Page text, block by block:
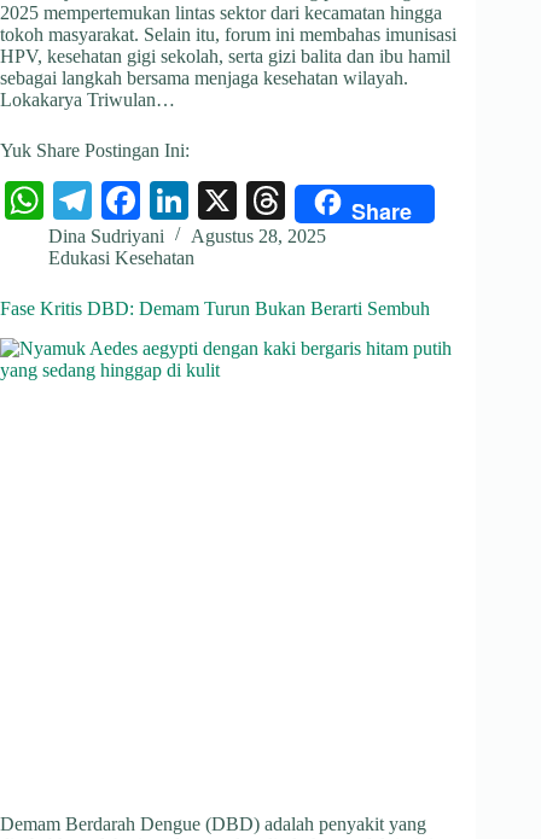
2025 mempertemukan lintas sektor dari kecamatan hingga
tokoh masyarakat. Selain itu, forum ini membahas imunisasi
HPV, kesehatan gigi sekolah, serta gizi balita dan ibu hamil
sebagai langkah bersama menjaga kesehatan wilayah.
Lokakarya Triwulan…
Yuk Share Postingan Ini:
W
ha
ts
A
pp
Te
le
gr
a
m
Fa
ce
bo
ok
Li
nk
ed
In
X
T
hr
ds
Share
Dina Sudriyani
Agustus 28, 2025
Edukasi Kesehatan
Fase Kritis DBD: Demam Turun Bukan Berarti Sembuh
Demam Berdarah Dengue (DBD) adalah penyakit yang